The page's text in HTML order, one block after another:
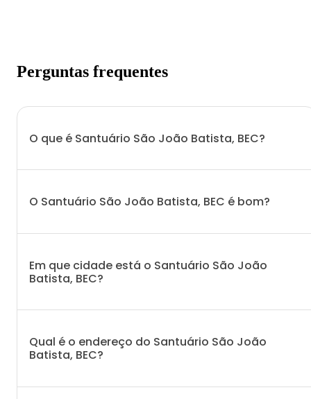
Perguntas frequentes
O que é Santuário São João Batista, BEC?
O Santuário São João Batista, BEC é bom?
Em que cidade está o Santuário São João
Batista, BEC?
Qual é o endereço do Santuário São João
Batista, BEC?